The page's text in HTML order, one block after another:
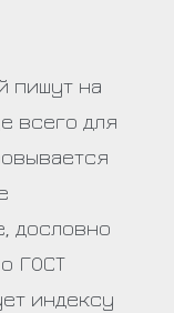
пишут на
всего для
дословно
ГОСТ
индексу